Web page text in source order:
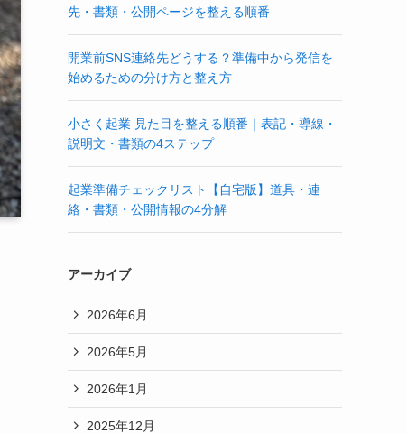
先・書類・公開ページを整える順番
開業前SNS連絡先どうする？準備中から発信を
始めるための分け方と整え方
小さく起業 見た目を整える順番｜表記・導線・
説明文・書類の4ステップ
起業準備チェックリスト【自宅版】道具・連
絡・書類・公開情報の4分解
アーカイブ
2026年6月
2026年5月
2026年1月
2025年12月